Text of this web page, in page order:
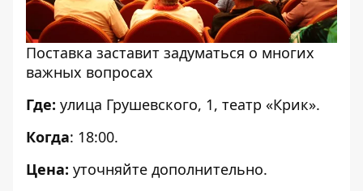
Поставка заставит задуматься о многих
важных вопросах
Где: улица Грушевского, 1, театр «Крик».
Когда: 18:00.
Цена: уточняйте дополнительно.